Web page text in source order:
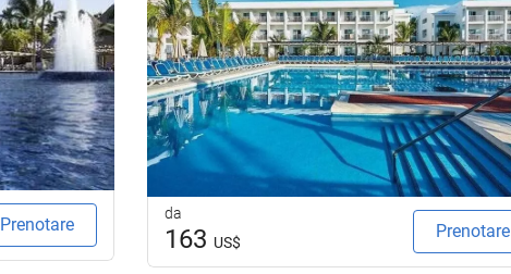
Prenotare
da
163 US$
Prenotare